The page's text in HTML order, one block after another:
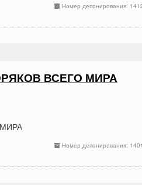
Номер депонирования:
ВСЕГО МИРА
Номер депонирования: